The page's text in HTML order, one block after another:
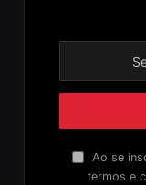
Ao se
termos e